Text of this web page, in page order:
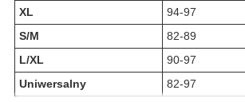
XL
94-97
S/M
82-89
L/XL
90-97
Uniwersalny
82-97